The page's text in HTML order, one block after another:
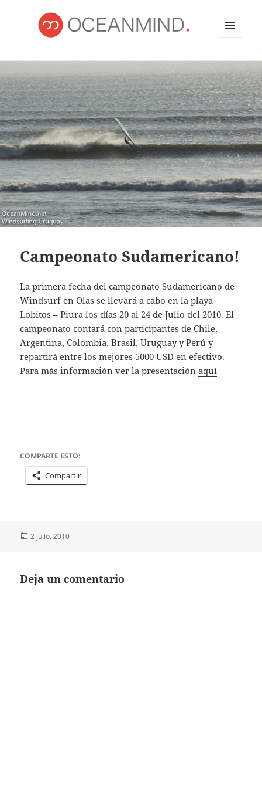
OCEANMIND
WIDGETS
Campeonato Sudamericano!
La primera fecha del campeonato Sudamericano de
Windsurf en Olas se llevará a cabo en la playa
Lobitos – Piura los días 20 al 24 de Julio del 2010. El
campeonato contará con participantes de Chile,
Argentina, Colombia, Brasil, Uruguay y Perú y
repartirá entre los mejores 5000 USD en efectivo.
Para más información ver la presentaciónaquí
COMPARTE ESTO:
Compartir
Publicado
2 julio, 2010
Deja un comentario